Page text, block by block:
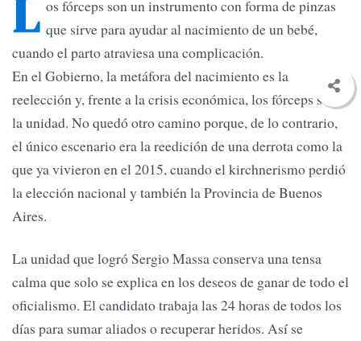
L os fórceps son un instrumento con forma de pinzas
que sirve para ayudar al nacimiento de un bebé,
cuando el parto atraviesa una complicación.
En el Gobierno, la metáfora del nacimiento es la
reelección y, frente a la crisis económica, los fórceps son
la unidad. No quedó otro camino porque, de lo contrario,
el único escenario era la reedición de una derrota como la
que ya vivieron en el 2015, cuando el kirchnerismo perdió
la elección nacional y también la Provincia de Buenos
Aires.
La unidad que logró Sergio Massa conserva una tensa
calma que solo se explica en los deseos de ganar de todo el
oficialismo. El candidato trabaja las 24 horas de todos los
días para sumar aliados o recuperar heridos. Así se